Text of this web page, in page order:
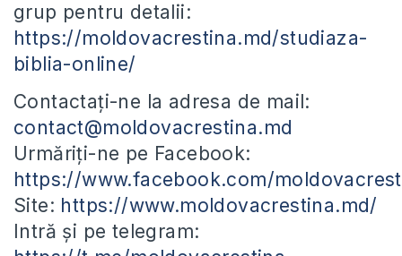
grup pentru detalii:
https://moldovacrestina.md/studiaza-
biblia-online/
Contactați-ne la adresa de mail:
contact@moldovacrestina.md
Urmăriți-ne pe Facebook:
https://www.facebook.com/
Site: https://www.moldovacrestina.md/
Intră și pe telegram: